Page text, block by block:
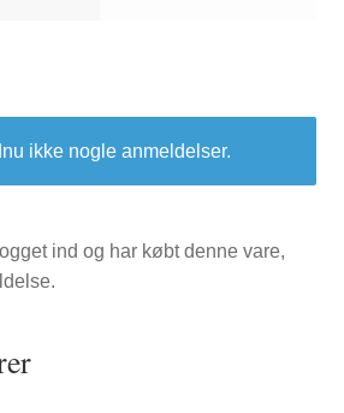
ikke nogle anmeldelser.
ind og har købt denne vare,